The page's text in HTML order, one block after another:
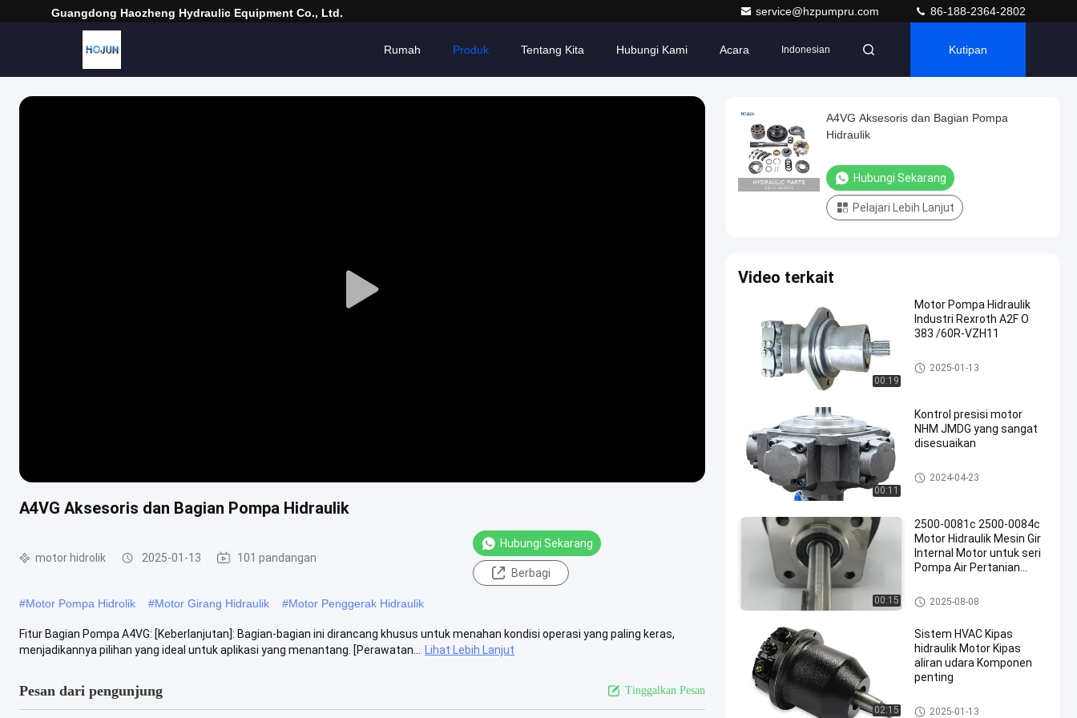
Guangdong Haozheng Hydraulic Equipment Co., Ltd. service@hzpumpru.com 86-188-2364-2802
Rumah Produk Tentang Kita Hubungi Kami Acara Indonesian Kutipan
Play
A4VG Aksesoris dan Bagian Pompa Hidraulik
motor hidrolik 2025-01-13 101 pandangan
Hubungi Sekarang
Berbagi
#Motor Pompa Hidrolik #Motor Girang Hidraulik #Motor Penggerak Hidraulik
Fitur Bagian Pompa A4VG: [Keberlanjutan]: Bagian-bagian ini dirancang khusus untuk menahan kondisi operasi yang paling keras,
menjadikannya pilihan yang ideal untuk aplikasi yang menantang. [Perawatan...
Lihat Lebih Lanjut
Pesan dari pengunjung Tinggalkan Pesan
A4VG Aksesoris dan Bagian Pompa
Hidraulik
Hubungi Sekarang
Pelajari Lebih Lanjut
Video terkait
00:19
Motor Pompa Hidraulik
Industri Rexroth A2F O
383 /60R-VZH11
motor hidrolik
2025-01-13
00:11
Kontrol presisi motor
NHM JMDG yang sangat
disesuaikan
motor hidrolik
2024-04-23
00:15
2500-0081c 2500-0084c
Motor Hidraulik Mesin Gir
Internal Motor untuk seri
Pompa Air Pertanian
motor hidrolik
2025-08-08
02:15
Sistem HVAC Kipas
hidraulik Motor Kipas
aliran udara Komponen
penting
motor hidrolik
2025-01-13